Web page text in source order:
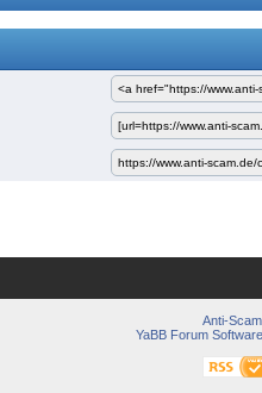
Anti-Scam
YaBB Forum Software